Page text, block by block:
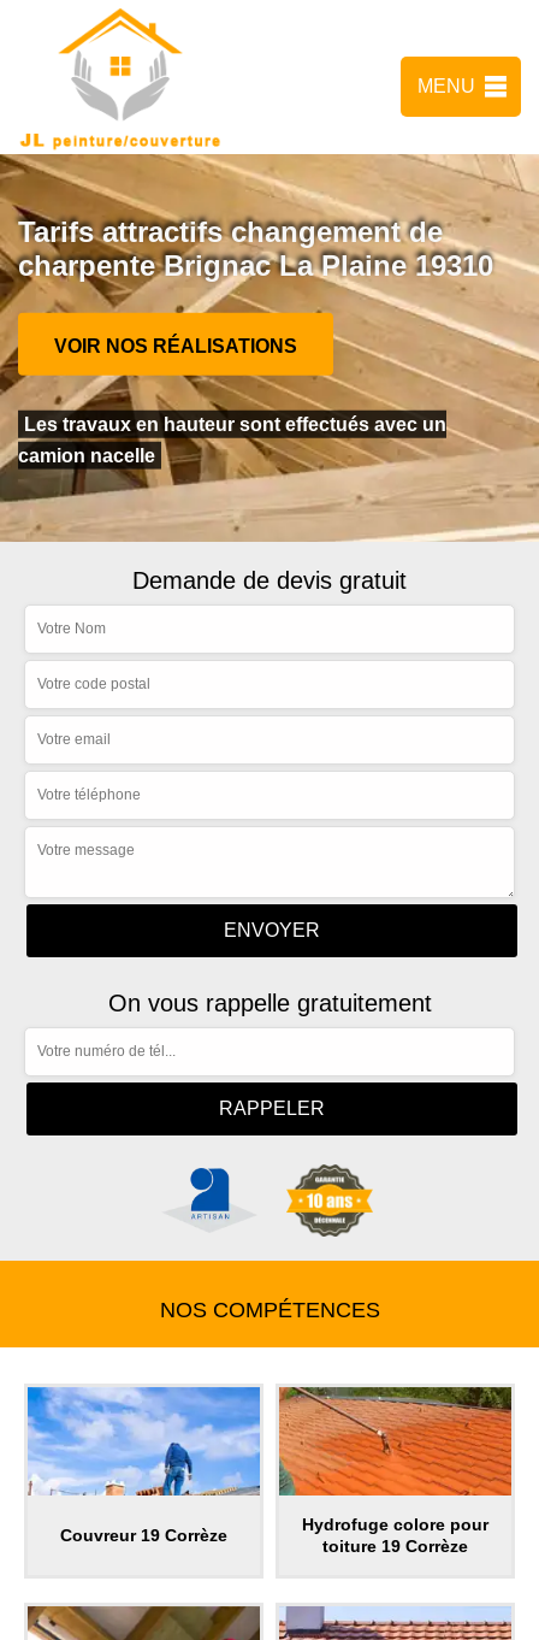
MENU
Tarifs attractifs changement de
charpente Brignac La Plaine 19310
VOIR NOS RÉALISATIONS
Les travaux en hauteur sont effectués avec un
camion nacelle
Demande de devis gratuit
On vous rappelle gratuitement
NOS COMPÉTENCES
Couvreur 19 Corrèze
Hydrofuge colore pour
toiture 19 Corrèze